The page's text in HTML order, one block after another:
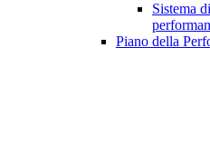
Sistema
Piano della